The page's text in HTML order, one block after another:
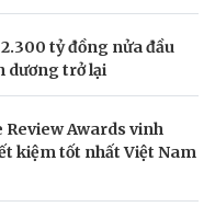
tỷ đồng nửa đầu
dương trở lại
Awards vinh
kiệm tốt nhất Việt Nam